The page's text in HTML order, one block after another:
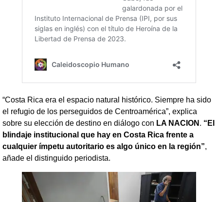
“Costa Rica era el espacio natural histórico. Siempre ha sido
el refugio de los perseguidos de Centroamérica”, explica
sobre su elección de destino en diálogo con LA NACION . “El
blindaje institucional que hay en Costa Rica frente a
cualquier ímpetu autoritario es algo único en la región”,
añade el distinguido periodista.